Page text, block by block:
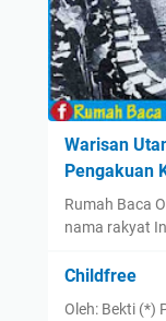
Warisan
Pengakuan
Rumah Baca
nama rakyat
Childfree
Oleh: Bekti (*)